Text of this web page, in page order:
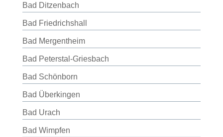
Bad Ditzenbach
Bad Friedrichshall
Bad Mergentheim
Bad Peterstal-Griesbach
Bad Schönborn
Bad Überkingen
Bad Urach
Bad Wimpfen